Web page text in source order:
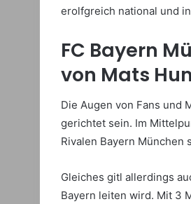
erolfgreich national und
FC Bayern
von Mats
Die Augen von Fans und
gerichtet sein. Im
Rivalen Bayern München
Gleiches gitl allerdings
Bayern leiten wird. Mit 3